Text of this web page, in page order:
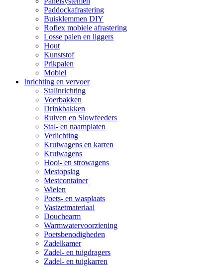
Paddockafrastering
Buisklemmen DIY
Roflex mobiele afrastering
Losse palen en liggers
Hout
Kunststof
Prikpalen
Mobiel
Inrichting en vervoer
Stalinrichting
Voerbakken
Drinkbakken
Ruiven en Slowfeeders
Stal- en naamplaten
Verlichting
Kruiwagens en karren
Kruiwagens
Hooi- en strowagens
Mestopslag
Mestcontainer
Wielen
Poets- en wasplaats
Vastzetmateriaal
Douchearm
Warmwatervoorziening
Poetsbenodigheden
Zadelkamer
Zadel- en tuigdragers
Zadel- en tuigkarren